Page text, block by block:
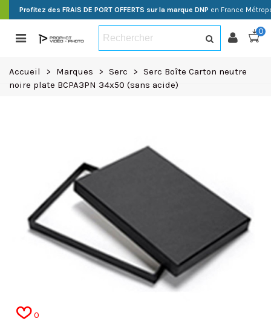
Profitez des FRAIS DE PORT OFFERTS sur la marque DNP en France
0
Accueil > Marques > Serc > Serc Boîte Carton neutre
noire plate BCPA3PN 34x50 (sans acide)
0